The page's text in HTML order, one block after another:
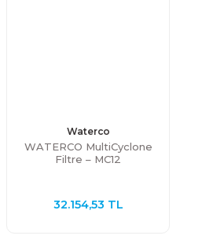
Waterco
WATERCO MultiCyclone
Filtre – MC12
32.154,53 TL